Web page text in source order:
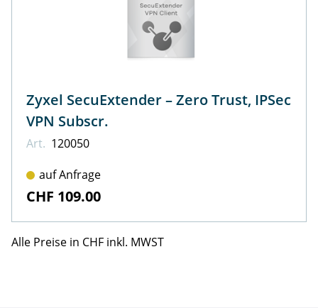
Zyxel SecuExtender – Zero Trust, IPSec
VPN Subscr.
Art. 120050
auf Anfrage
CHF 109.00
Alle Preise in CHF inkl. MWST